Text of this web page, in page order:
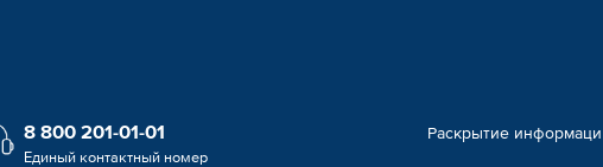
8 800 201-01-01
Единый контактный номер
Раскрытие